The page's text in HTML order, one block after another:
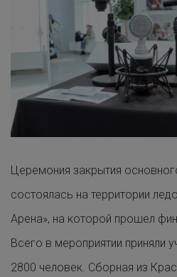
Церемония закрытия
состоялась на территории
Арена», на которой прошел
Всего в мероприятии приняли
2800 человек. Сборная из